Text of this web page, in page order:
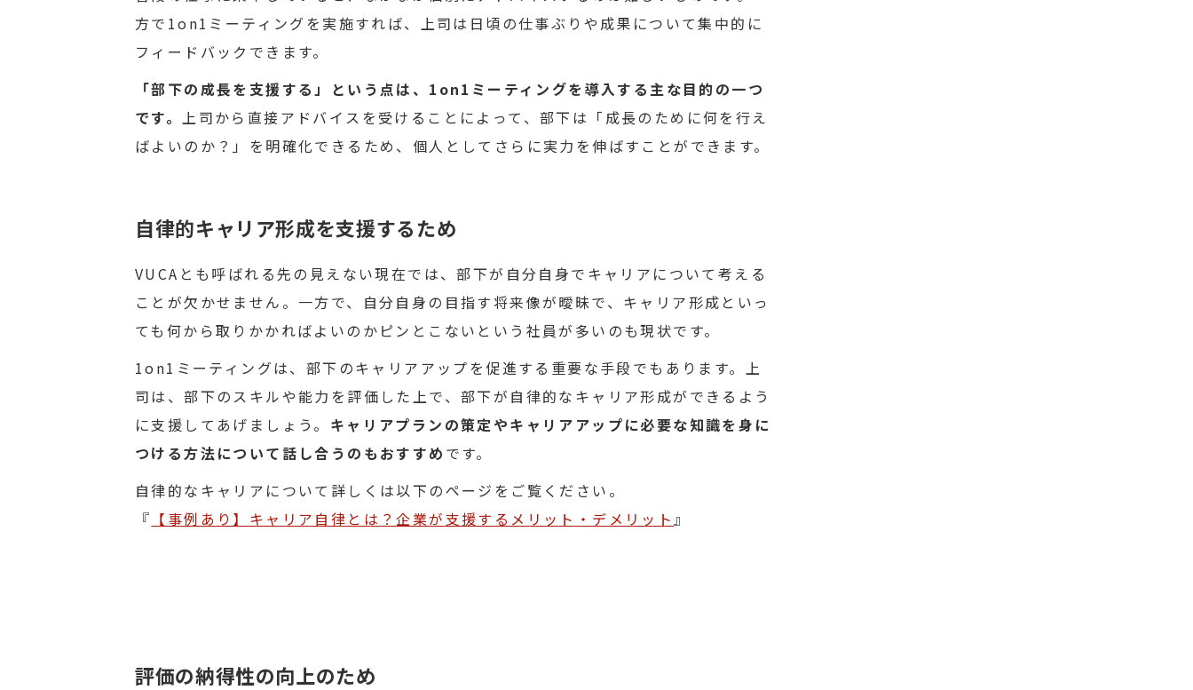
方で1on1ミーティングを実施すれば、上司は日頃の仕事ぶりや成果について集中的に
フィードバックできます。
「部下の成長を支援する」という点は、1on1ミーティングを導入する主な目的の一つ
です。上司から直接アドバイスを受けることによって、部下は「成長のために何を行え
ばよいのか？」を明確化できるため、個人としてさらに実力を伸ばすことができます。
自律的キャリア形成を支援するため
VUCAとも呼ばれる先の見えない現在では、部下が自分自身でキャリアについて考える
ことが欠かせません。一方で、自分自身の目指す将来像が曖昧で、キャリア形成といっ
ても何から取りかかればよいのかピンとこないという社員が多いのも現状です。
1on1ミーティングは、部下のキャリアアップを促進する重要な手段でもあります。上
司は、部下のスキルや能力を評価した上で、部下が自律的なキャリア形成ができるよう
に支援してあげましょう。 キャリアプランの策定やキャリアアップに必要な知識を身に
つける方法について話し合うのもおすすめ です。
自律的なキャリアについて詳しくは以下のページをご覧ください。
『 【事例あり】キャリア自律とは？企業が支援するメリット・デメリット 』
評価の納得性の向上のため